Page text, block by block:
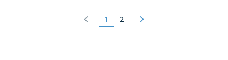
1 2